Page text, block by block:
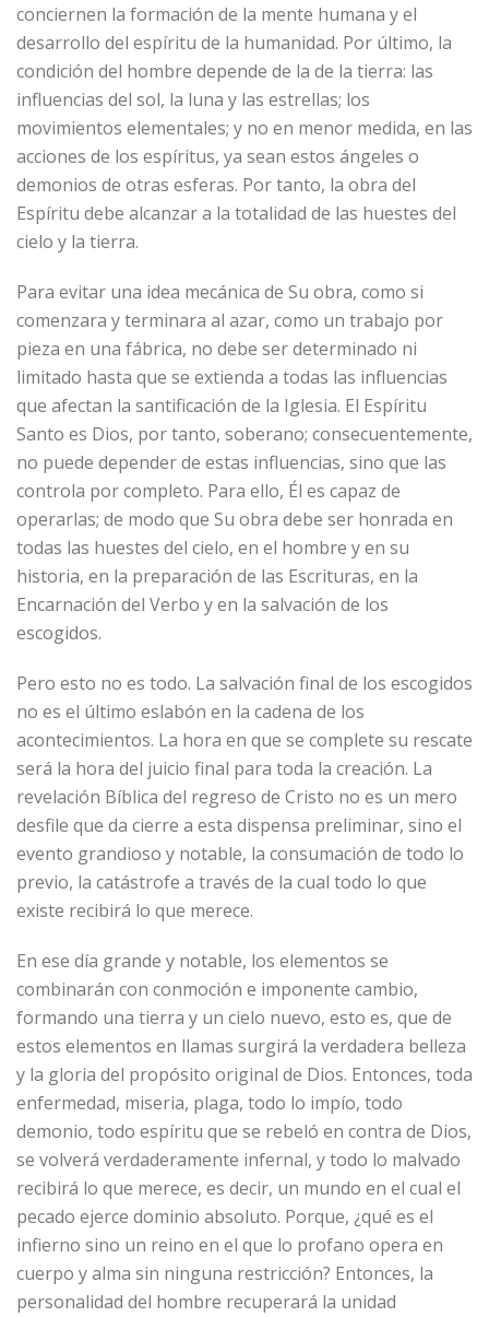
conciernen la formación de la mente humana y el
desarrollo del espíritu de la humanidad. Por último, la
condición del hombre depende de la de la tierra: las
influencias del sol, la luna y las estrellas; los
movimientos elementales; y no en menor medida, en las
acciones de los espíritus, ya sean estos ángeles o
demonios de otras esferas. Por tanto, la obra del
Espíritu debe alcanzar a la totalidad de las huestes del
cielo y la tierra.
Para evitar una idea mecánica de Su obra, como si
comenzara y terminara al azar, como un trabajo por
pieza en una fábrica, no debe ser determinado ni
limitado hasta que se extienda a todas las influencias
que afectan la santificación de la Iglesia. El Espíritu
Santo es Dios, por tanto, soberano; consecuentemente,
no puede depender de estas influencias, sino que las
controla por completo. Para ello, Él es capaz de
operarlas; de modo que Su obra debe ser honrada en
todas las huestes del cielo, en el hombre y en su
historia, en la preparación de las Escrituras, en la
Encarnación del Verbo y en la salvación de los
escogidos.
Pero esto no es todo. La salvación final de los escogidos
no es el último eslabón en la cadena de los
acontecimientos. La hora en que se complete su rescate
será la hora del juicio final para toda la creación. La
revelación Bíblica del regreso de Cristo no es un mero
desfile que da cierre a esta dispensa preliminar, sino el
evento grandioso y notable, la consumación de todo lo
previo, la catástrofe a través de la cual todo lo que
existe recibirá lo que merece.
En ese día grande y notable, los elementos se
combinarán con conmoción e imponente cambio,
formando una tierra y un cielo nuevo, esto es, que de
estos elementos en llamas surgirá la verdadera belleza
y la gloria del propósito original de Dios. Entonces, toda
enfermedad, miseria, plaga, todo lo impío, todo
demonio, todo espíritu que se rebeló en contra de Dios,
se volverá verdaderamente infernal, y todo lo malvado
recibirá lo que merece, es decir, un mundo en el cual el
pecado ejerce dominio absoluto. Porque, ¿qué es el
infierno sino un reino en el que lo profano opera en
cuerpo y alma sin ninguna restricción? Entonces, la
personalidad del hombre recuperará la unidad